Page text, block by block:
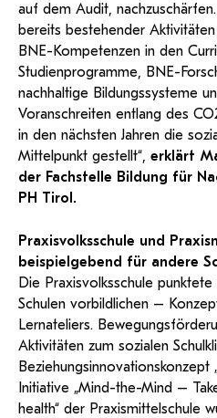
auf dem Audit,
bereits bestehender
BNE-Kompetenzen in den
Studienprogramme, BNE-
nachhaltige Bildungssysteme
Voranschreiten entlang des
in den nächsten Jahren die
Mittelpunkt gestellt“, erklärt
der Fachstelle Bildung für
PH Tirol.
Praxisvolksschule und
beispielgebend für andere
Die Praxisvolksschule
Schulen vorbildlichen –
Lernateliers.
Aktivitäten zum sozialen
Beziehungsinnovationskonzept
Initiative „Mind-the-Mind –
health“ der Praxismittelschule